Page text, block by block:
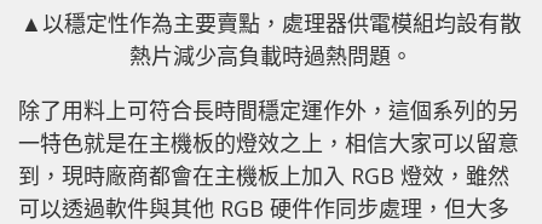
▲以穩定性作為主要賣點，處理器供電模組均設有散
熱片減少高負載時過熱問題。
除了用料上可符合長時間穩定運作外，這個系列的另
一特色就是在主機板的燈效之上，相信大家可以留意
到，現時廠商都會在主機板上加入 RGB 燈效，雖然
可以透過軟件與其他 RGB 硬件作同步處理，但大多